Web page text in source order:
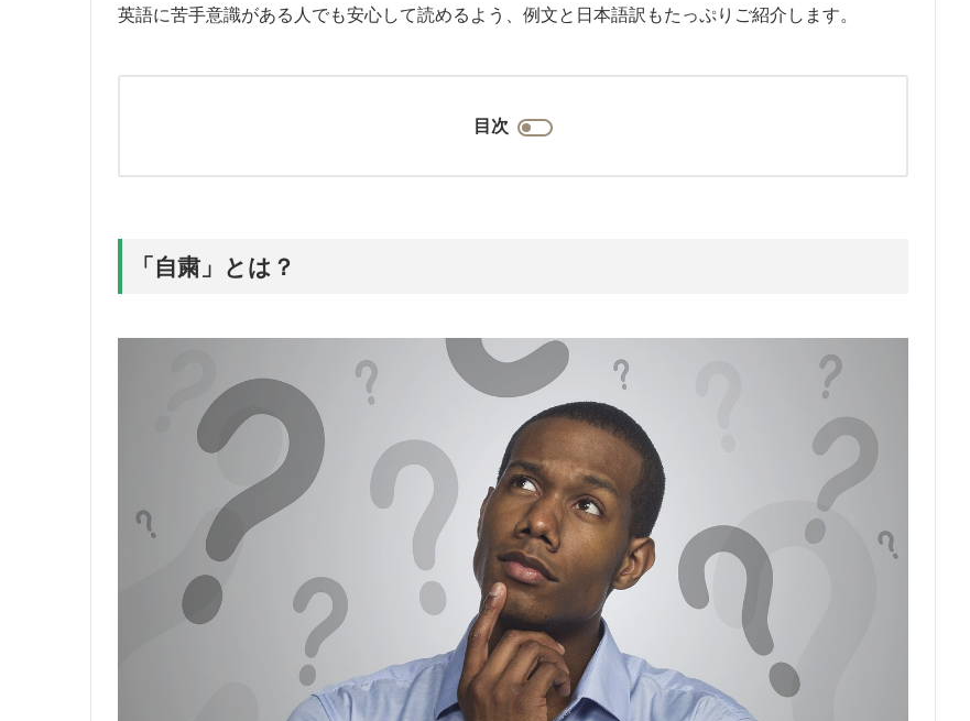
英語に苦手意識がある人でも安心して読めるよう、例文と日本語訳もたっぷりご紹介します。
目次
「自粛」とは？